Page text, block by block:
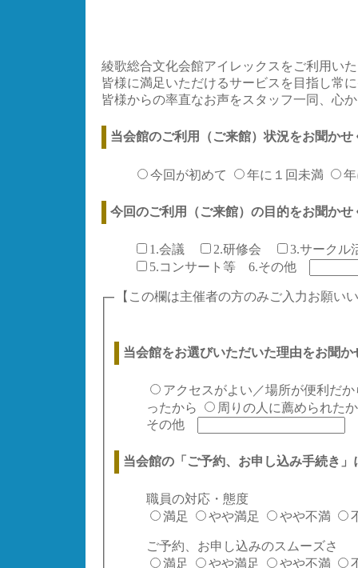
綾歌総合文化会館アイレックスをご利用い
皆様に満足いただけるサービスを目指し常
皆様からの率直なお声をスタッフ一同、心
当会館のご利用（ご来館）状況をお聞かせ
今回が初めて 年に１回未満
今回のご利用（ご来館）の目的をお聞かせ
1.会議 2.研修会
3.サークル
5.コンサート等 6.その他
【この欄は主催者の方のみご入力お願い
当会館をお選びいただいた理由をお聞か
アクセスがよい／場所が便利だか
ったから
周りの人に薦められた
その他
当会館の「ご予約、お申し込み手続き
職員の対応・態度
満足
やや満足 やや不満
ご予約、お申し込みのスムーズさ
満足
やや満足 やや不満